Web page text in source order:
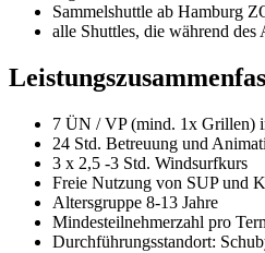
Sammelshuttle ab Hamburg
alle Shuttles, die während
7 ÜN / VP (mind. 1x Grillen)
24 Std. Betreuung und
3 x 2,5 -3 Std. Windsurfkurs
Freie Nutzung von SUP und
Altersgruppe 8-13 Jahre
Mindesteilnehmerzahl pro
Durchführungsstandort: